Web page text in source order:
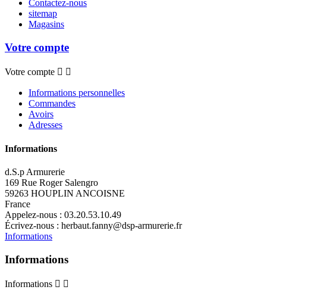
Contactez-nous
sitemap
Magasins
Votre compte
Votre compte  
Informations personnelles
Commandes
Avoirs
Adresses
Informations
d.S.p Armurerie
169 Rue Roger Salengro
59263 HOUPLIN ANCOISNE
France
Appelez-nous : 03.20.53.10.49
Écrivez-nous : herbaut.fanny@dsp-armurerie.fr
Informations
Informations
Informations  